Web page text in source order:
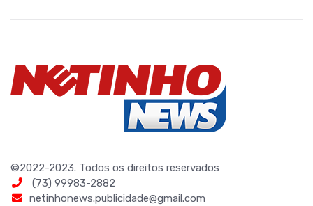
©2022-2023. Todos os direitos reservados
(73) 99983-2882
netinhonews.publicidade@gmail.com